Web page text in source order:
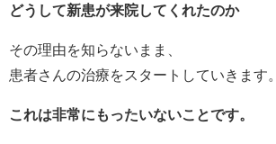
どうして新患が来院してくれたのか
その理由を知らないまま、
患者さんの治療をスタートしていきます。
これは非常にもったいないことです。